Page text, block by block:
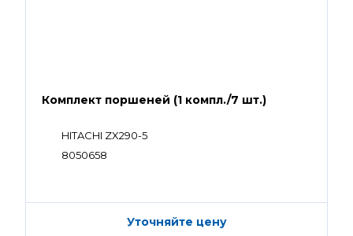
Комплект поршеней (1 компл./7 шт.)
HITACHI ZX290-5
8050658
Уточняйте цену